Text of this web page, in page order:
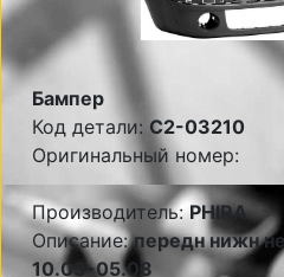
Бампер
Код детали: C2-03210
Оригинальный номер:
Производитель:PHIRA
Описание:передн нижн
10.03-05.08